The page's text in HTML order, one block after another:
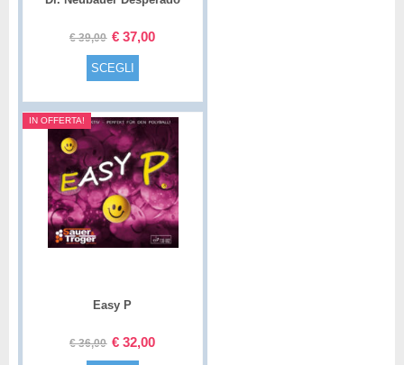
€39,00 € 37,00
SCEGLI
IN OFFERTA!
Easy P
€36,00 € 32,00